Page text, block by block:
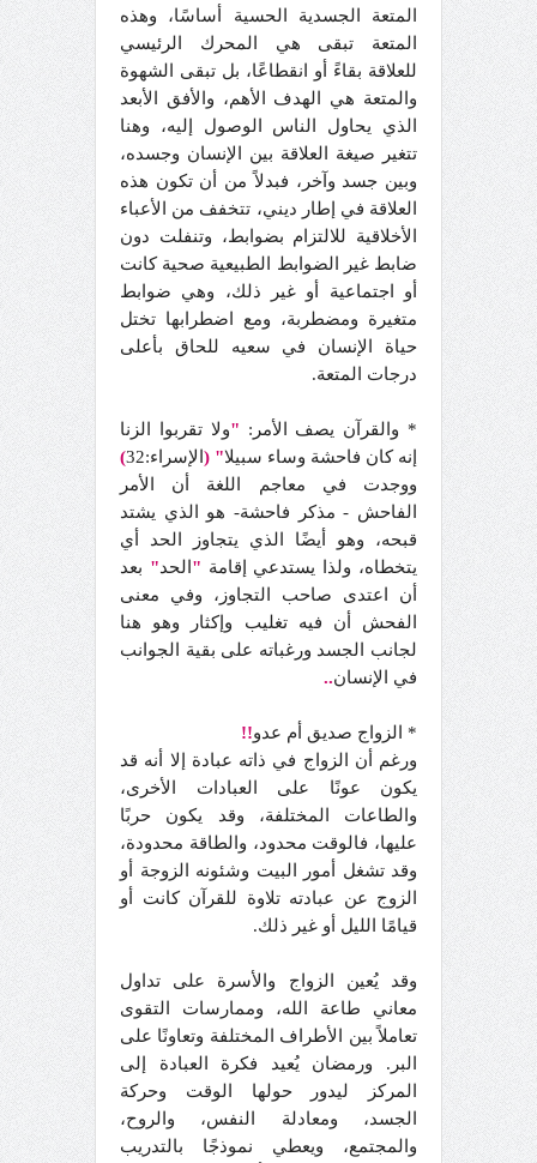
المتعة الجسدية الحسية أساسًا، وهذه
المتعة تبقى هي المحرك الرئيسي
للعلاقة بقاءً أو انقطاعًا، بل تبقى الشهوة
والمتعة هي الهدف الأهم، والأفق الأبعد
الذي يحاول الناس الوصول إليه، وهنا
تتغير صيغة العلاقة بين الإنسان وجسده،
وبين جسد وآخر، فبدلاً من أن تكون هذه
العلاقة في إطار ديني، تتخفف من الأعباء
الأخلاقية للالتزام بضوابط، وتنفلت دون
ضابط غير الضوابط الطبيعية صحية كانت
أو اجتماعية أو غير ذلك، وهي ضوابط
متغيرة ومضطربة، ومع اضطرابها تختل
حياة الإنسان في سعيه للحاق بأعلى
درجات المتعة.
* والقرآن يصف الأمر: "ولا تقربوا الزنا
إنه كان فاحشة وساء سبيلا"
( الإسراء:32
)
ووجدت في معاجم اللغة أن الأمر
الفاحش - مذكر فاحشة- هو الذي يشتد
قبحه، وهو أيضًا الذي يتجاوز الحد أي
يتخطاه، ولذا يستدعي إقامة " الحد" بعد
أن اعتدى صاحب التجاوز، وفي معنى
الفحش أن فيه تغليب وإكثار وهو هنا
لجانب الجسد ورغباته على بقية الجوانب
في الإنسان..
* الزواج صديق أم عدو!!
ورغم أن الزواج في ذاته عبادة إلا أنه قد
يكون عونًا على العبادات الأخرى،
والطاعات المختلفة، وقد يكون حربًا
عليها، فالوقت محدود، والطاقة محدودة،
وقد تشغل أمور البيت وشئونه الزوجة أو
الزوج عن عبادته تلاوة للقرآن كانت أو
قيامًا الليل أو غير ذلك.
وقد يُعين الزواج والأسرة على تداول
معاني طاعة الله، وممارسات التقوى
تعاملاً بين الأطراف المختلفة وتعاونًا على
البر. ورمضان يُعيد فكرة العبادة إلى
المركز ليدور حولها الوقت وحركة
الجسد، ومعادلة النفس، والروح،
والمجتمع، ويعطي نموذجًا بالتدريب